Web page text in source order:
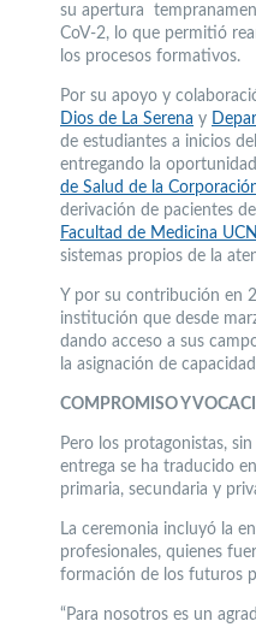
su apertura
CoV-2, lo que permitió
los procesos formativos.
Por su apoyo y
Dios de La Serena y
de estudiantes a inicios
entregando la
de Salud de la
derivación de pacientes
Facultad de Medicina UCN
sistemas propios de la
Y por su contribución en
institución que desde
dando acceso a sus
la asignación de
COMPROMISO Y
Pero los protagonistas,
entrega se ha traducido
primaria, secundaria y
La ceremonia incluyó la
profesionales, quienes
formación de los futuros
“Para nosotros es un